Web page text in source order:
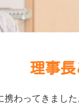
理事
わってきまし